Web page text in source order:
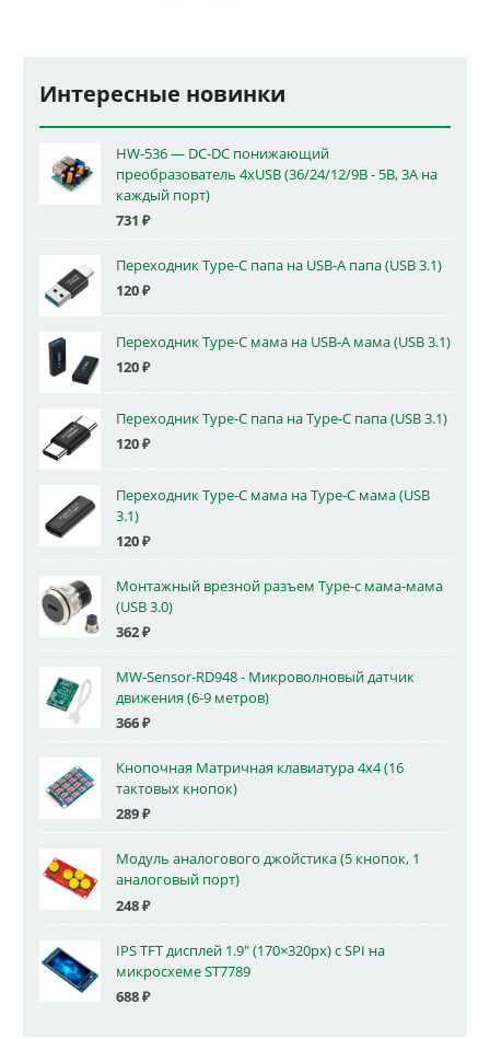
Интересные новинки
HW-536 — DC-DC понижающий
преобразователь 4xUSB (36/24/12/9В - 5В, 3А на
каждый порт)
731 ₽
Переходник Type-C папа на USB-A папа (USB 3.1)
120₽
Переходник Type-C мама на USB-A мама (USB 3.1)
120₽
Переходник Type-C папа на Type-C папа (USB 3.1)
120₽
Переходник Type-C мама на Type-C мама (USB
3.1)
120₽
Монтажный врезной разъем Type-c мама-мама
(USB 3.0)
362₽
MW-Sensor-RD948 - Микроволновый датчик
движения (6-9 метров)
366₽
Кнопочная Матричная клавиатура 4x4 (16
тактовых кнопок)
289₽
Модуль аналогового джойстика (5 кнопок, 1
аналоговый порт)
248₽
IPS TFT дисплей 1.9" (170×320px) с SPI на
микросхеме ST7789
688₽